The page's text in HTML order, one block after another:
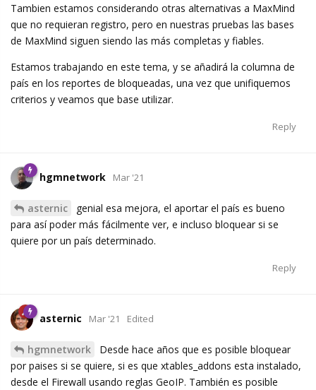
Tambien estamos considerando otras alternativas a MaxMind
que no requieran registro, pero en nuestras pruebas las bases
de MaxMind siguen siendo las más completas y fiables.
Estamos trabajando en este tema, y se añadirá la columna de
país en los reportes de bloqueadas, una vez que unifiquemos
criterios y veamos que base utilizar.
Reply
hgmnetwork Mar '21
asternic
genial esa mejora, el aportar el país es bueno
para así poder más fácilmente ver, e incluso bloquear si se
quiere por un país determinado.
Reply
asternic Mar '21 Edited
hgmnetwork
Desde hace años que es posible bloquear
por paises si se quiere, si es que xtables_addons esta instalado,
desde el Firewall usando reglas GeoIP. También es posible